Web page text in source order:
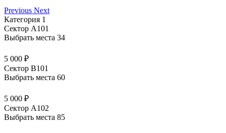
Previous Next
Категория 1
Сектор А101
Выбрать места 34
5 000 ₽
Сектор В101
Выбрать места 60
5 000 ₽
Сектор А102
Выбрать места 85